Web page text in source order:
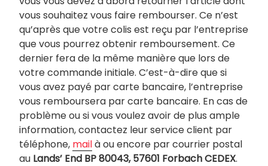
vous souhaitez vous faire rembourser. Ce n’est
qu’après que votre colis est reçu par l’entreprise
que vous pourrez obtenir remboursement. Ce
dernier fera de la même manière que lors de
votre commande initiale. C’est-à-dire que si
vous avez payé par carte bancaire, l’entreprise
vous remboursera par carte bancaire. En cas de
problème ou si vous voulez avoir de plus ample
information, contactez leur service client par
téléphone, mailà ou encore par courrier postal
au Lands’ End BP 80043, 57601 Forbach CEDEX.